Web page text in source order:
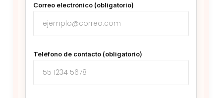
Correo electrónico (obligatorio)
Teléfono de contacto (obligatorio)